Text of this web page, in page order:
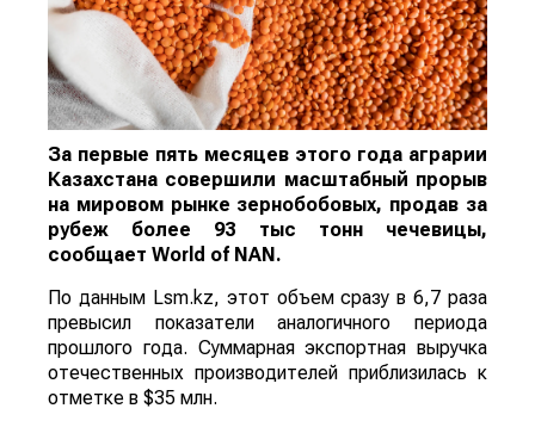
За первые пять месяцев этого года аграрии
Казахстана совершили масштабный прорыв
на мировом рынке зернобобовых, продав за
рубеж более 93 тыс тонн чечевицы,
сообщает World of NAN.
По данным Lsm.kz, этот объем сразу в 6,7 раза
превысил показатели аналогичного периода
прошлого года. Суммарная экспортная выручка
отечественных производителей приблизилась к
отметке в $35 млн.